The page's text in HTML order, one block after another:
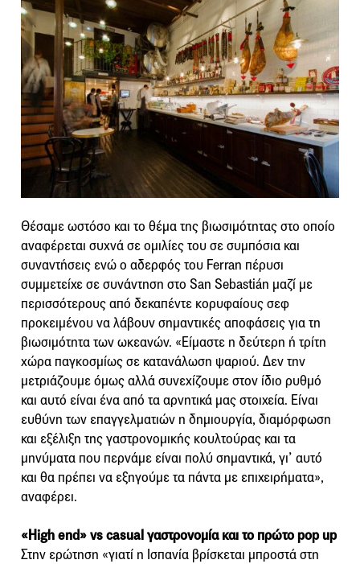
Θέσαμε ωστόσο και το θέμα της βιωσιμότητας στο οποίο
αναφέρεται συχνά σε ομιλίες του σε συμπόσια και
συναντήσεις ενώ ο αδερφός του Ferran πέρυσι
συμμετείχε σε συνάντηση στο San Sebastián μαζί με
περισσότερους από δεκαπέντε κορυφαίους σεφ
προκειμένου να λάβουν σημαντικές αποφάσεις για τη
βιωσιμότητα των ωκεανών. «Είμαστε η δεύτερη ή τρίτη
χώρα παγκοσμίως σε κατανάλωση ψαριού. Δεν την
μετριάζουμε όμως αλλά συνεχίζουμε στον ίδιο ρυθμό
και αυτό είναι ένα από τα αρνητικά μας στοιχεία. Είναι
ευθύνη των επαγγελματιών η δημιουργία, διαμόρφωση
και εξέλιξη της γαστρονομικής κουλτούρας και τα
μηνύματα που περνάμε είναι πολύ σημαντικά, γι’ αυτό
και θα πρέπει να εξηγούμε τα πάντα με επιχειρήματα»,
αναφέρει.
«High end» vs casual γαστρονομία και το πρώτο pop up
Στην ερώτηση «γιατί η Ισπανία βρίσκεται μπροστά στη